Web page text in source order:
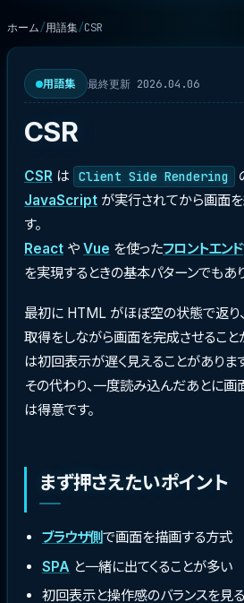
ホーム 用語集 CSR
用語集 最終更新 2026.04.06
CSR
CSR は Client Side Rendering
JavaScript が実行されてから画面
す。
React や Vue を使ったフロントエンド
を実現するときの基本パターンでもあり
最初に HTML がほぼ空の状態で返り
取得をしながら画面を完成させること
は初回表示が遅く見えることがあります
その代わり、一度読み込んだあとに画
は得意です。
まず押さえたいポイント
ブラウザ側で画面を描画する方式
SPA と一緒に出てくることが多い
初回表示と操作感のバランスを見